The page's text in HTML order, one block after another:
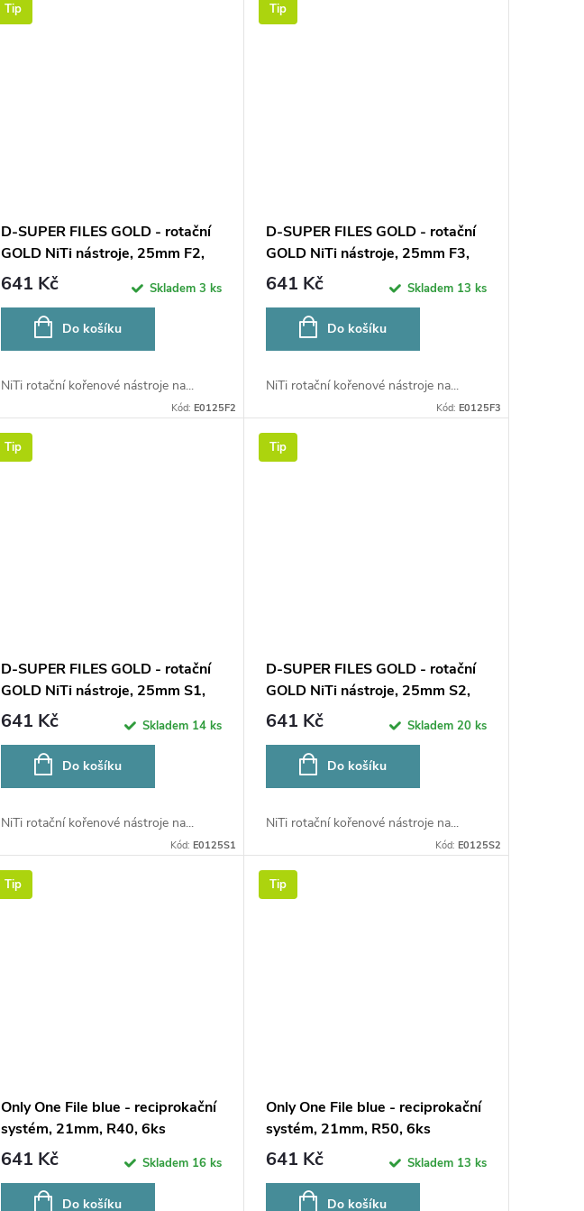
Tip
D-SUPER FILES GOLD - rotační
GOLD NiTi nástroje, 25mm F2,
6ks
641 Kč Skladem 3 ks
Do košíku
NiTi rotační kořenové nástroje na...
Kód: E0125F2
Tip
D-SUPER FILES GOLD - rotační
GOLD NiTi nástroje, 25mm F3,
6ks
641 Kč Skladem 13 ks
Do košíku
NiTi rotační kořenové nástroje na...
Kód: E0125F3
Tip
D-SUPER FILES GOLD - rotační
GOLD NiTi nástroje, 25mm S1,
6ks
641 Kč Skladem 14 ks
Do košíku
NiTi rotační kořenové nástroje na...
Kód: E0125S1
Tip
D-SUPER FILES GOLD - rotační
GOLD NiTi nástroje, 25mm S2,
6ks
641 Kč Skladem 20 ks
Do košíku
NiTi rotační kořenové nástroje na...
Kód: E0125S2
Tip
Only One File blue - reciprokační
systém, 21mm, R40, 6ks
641 Kč Skladem 16 ks
Do košíku
Tip
Only One File blue - reciprokační
systém, 21mm, R50, 6ks
641 Kč Skladem 13 ks
Do košíku